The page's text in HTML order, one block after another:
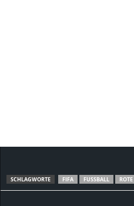
SCHLAGWORTE FIFA FUSSBALL